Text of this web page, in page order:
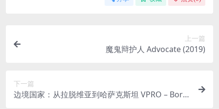
上一篇
魔鬼辩护人 Advocate (2019)
下一篇
边境国家：从拉脱维亚到哈萨克斯坦 VPRO – Bord